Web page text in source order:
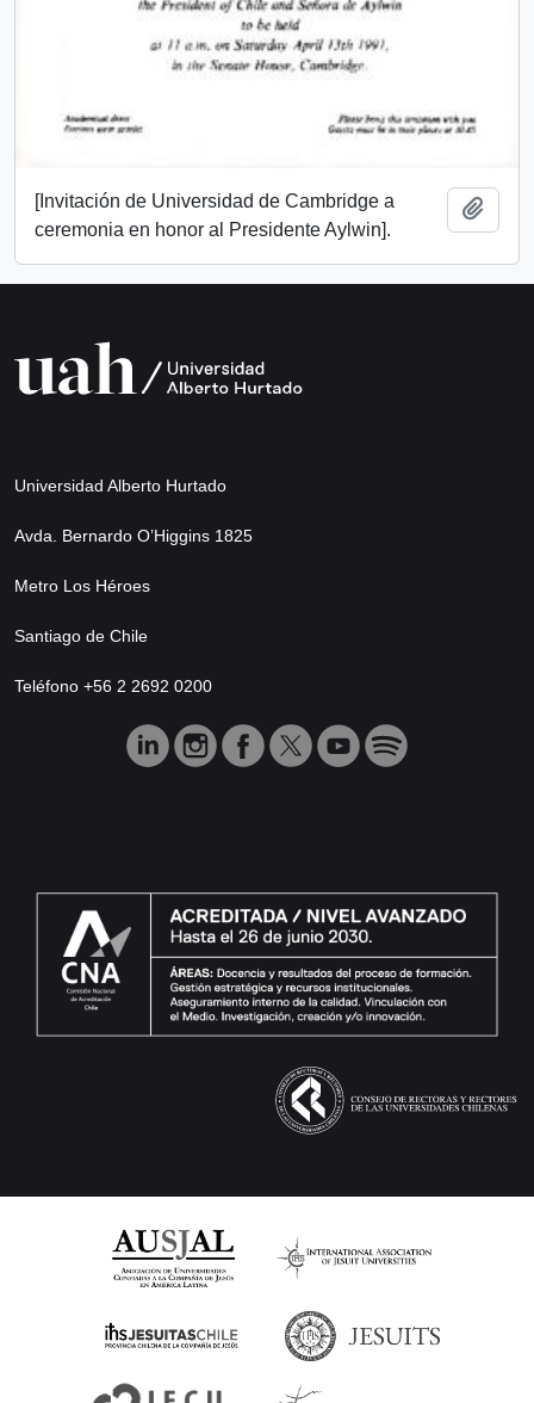
[Invitación de Universidad de Cambridge a
ceremonia en honor al Presidente Aylwin].
Universidad Alberto Hurtado
Avda. Bernardo O’Higgins 1825
Metro Los Héroes
Santiago de Chile
Teléfono +56 2 2692 0200